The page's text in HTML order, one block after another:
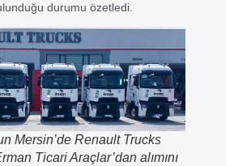
durumu özetledi.
Mersin’de Renault Trucks
Ticari Araçlar’dan alımını